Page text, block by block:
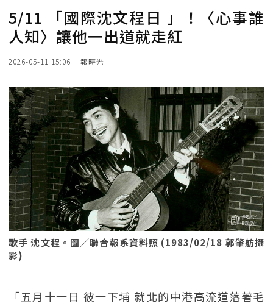
5/11 「國際沈文程日 」！〈心事誰
人知〉讓他一出道就走紅
2026-05-11 15:06 報時光
歌手 沈文程。圖／聯合報系資料照 (1983/02/18 郭肇舫攝
影)
「五月十一日 彼一下埔 就北的中港高流道落著毛